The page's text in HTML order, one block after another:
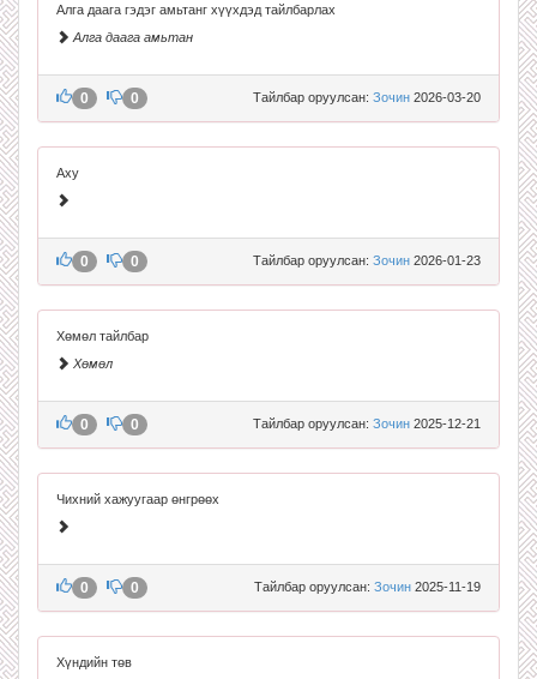
Алга даага гэдэг амьтанг хүүхдэд тайлбарлах
Алга даага амьтан
Тайлбар оруулсан: Зочин 2026-03-20
0 0
Аху
Тайлбар оруулсан: Зочин 2026-01-23
0 0
Хөмөл тайлбар
Хөмөл
Тайлбар оруулсан: Зочин 2025-12-21
0 0
Чихний хажуугаар өнгрөөх
Тайлбар оруулсан: Зочин 2025-11-19
0 0
Хүндийн төв